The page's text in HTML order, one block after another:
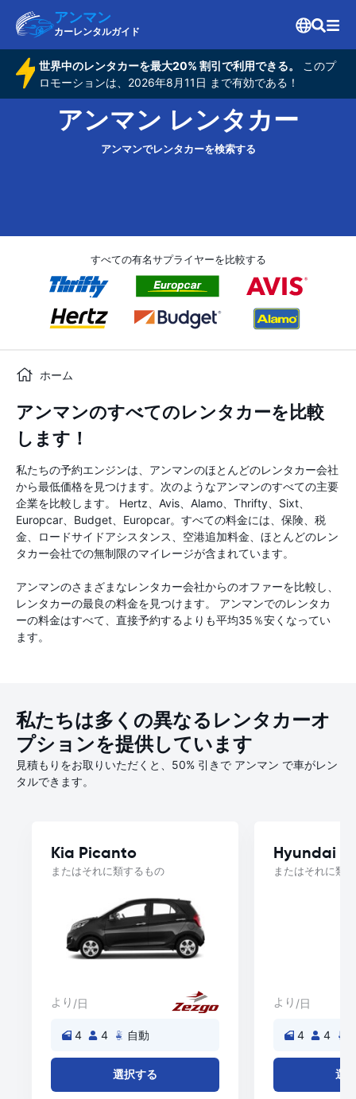
アンマン
カーレンタルガイド
世界中のレンタカーを最大20% 割引で利用できる。
このプ
ロモーションは、2026年8月11日 まで有効である！
アンマン レンタカー
アンマンでレンタカーを検索する
すべての有名サプライヤーを比較する
ホーム
アンマンのすべてのレンタカーを比較
します！
私たちの予約エンジンは、アンマンのほとんどのレンタカー会社
から最低価格を見つけます。次のようなアンマンのすべての主要
企業を比較します。 Hertz、Avis、Alamo、Thrifty、Sixt、
Europcar、Budget、Europcar。すべての料金には、保険、税
金、ロードサイドアシスタンス、空港追加料金、ほとんどのレン
タカー会社での無制限のマイレージが含まれています。
アンマンのさまざまなレンタカー会社からのオファーを比較し、
レンタカーの最良の料金を見つけます。 アンマンでのレンタカ
ーの料金はすべて、直接予約するよりも平均35％安くなってい
ます。
私たちは多くの異なるレンタカーオ
プションを提供しています
見積もりをお取りいただくと、50% 引きで アンマン で車がレン
タルできます。
Kia Picanto
またはそれに類するもの
より /日
4 4 自動
選択する
Hyundai
またはそれに類
より /日
4 4
選